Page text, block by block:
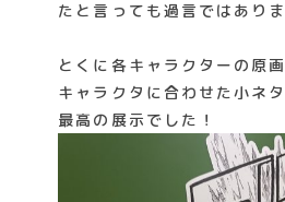
たと言っても過言ではありま
とくに各キャラクターの原
キャラクタに合わせた小ネ
最高の展示でした！